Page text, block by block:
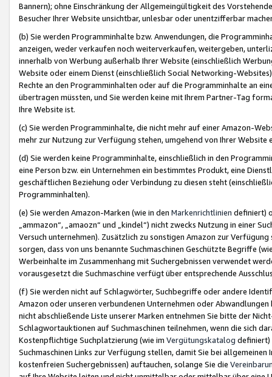
Bannern); ohne Einschränkung der Allgemeingültigkeit des
Besucher Ihrer Website unsichtbar, unlesbar oder unentzifferbar
(b) Sie werden Programminhalte bzw. Anwendungen, die
anzeigen, weder verkaufen noch weiterverkaufen, weitergeben,
innerhalb von Werbung außerhalb Ihrer Website (einschließlich
Website oder einem Dienst (einschließlich Social Networking-
Rechte an den Programminhalten oder auf die Programminhalte an
übertragen müssten, und Sie werden keine mit Ihrem Partner-Tag
Ihre Website ist.
(c) Sie werden Programminhalte, die nicht mehr auf einer Amazon-
mehr zur Nutzung zur Verfügung stehen, umgehend von Ihrer
(d) Sie werden keine Programminhalte, einschließlich in den
eine Person bzw. ein Unternehmen ein bestimmtes Produkt, eine
geschäftlichen Beziehung oder Verbindung zu diesen steht
Programminhalten).
(e) Sie werden Amazon-Marken (wie in den Markenrichtlinien definiert)
„ammazon“, „amaozn“ und „kindel“) nicht zwecks Nutzung in einer
Versuch unternehmen). Zusätzlich zu sonstigen Amazon zur
sorgen, dass von uns benannte Suchmaschinen Geschützte Begriffe
Werbeinhalte im Zusammenhang mit Suchergebnissen verwendet
vorausgesetzt die Suchmaschine verfügt über entsprechende
(f) Sie werden nicht auf Schlagwörter, Suchbegriffe oder andere
Amazon oder unseren verbundenen Unternehmen oder
nicht abschließende Liste unserer Marken entnehmen Sie bitte der
Schlagwortauktionen auf Suchmaschinen teilnehmen, wenn die sich
Kostenpflichtige Suchplatzierung (wie im Vergütungskatalog definiert)
Suchmaschinen Links zur Verfügung stellen, damit Sie bei
kostenfreien Suchergebnissen) auftauchen, solange Sie die